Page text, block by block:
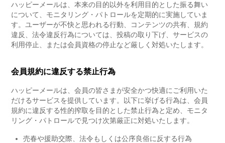
ハッピーメールは、本来の目的以外を利用目的とした振る舞い
について、モニタリング・パトロールを定期的に実施していま
す。ユーザーが不快と思われる行動、コンテンツの共有、規約
違反、法令違反行為については、投稿の取り下げ、サービスの
利用停止、または会員資格の停止など厳しく対処いたします。
会員規約に違反する禁止行為
ハッピーメールは、会員の皆さまが安全かつ快適にご利用いた
だけるサービスを提供しています。以下に挙げる行為は、会員
規約に違反する性的搾取を目的とした禁止行為と定め、モニタ
リング・パトロールで見つけ次第厳正に対処いたします。
売春や援助交際、法令もしくは公序良俗に反する行為